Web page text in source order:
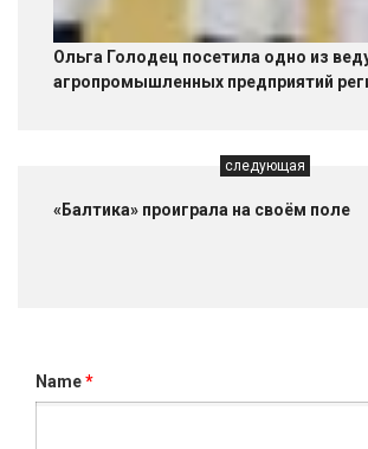
Ольга Голодец посетила одно из
агропромышленных предприятий
следующая
«Балтика» проиграла на своём поле
Name*